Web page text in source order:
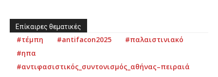
Επίκαιρες θεματικές
#τέμπη #antifacon2025
#παλαιστινιακό
#ηπα
#αντιφασιστικός_συντονισμός_αθήνας–πειραιά